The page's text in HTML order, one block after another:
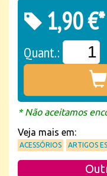
1,90 €*
Quant.:
* Não aceitamos
Veja mais em:
ACESSÓRIOS ARTIGOS